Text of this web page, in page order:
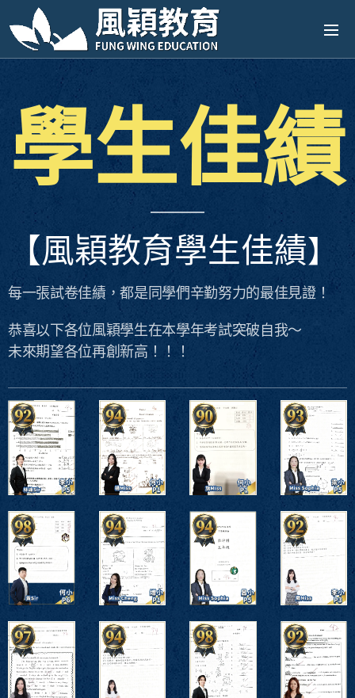
學生佳績
【風穎教育學生佳績】
每一張試卷佳績，都是同學們辛勤努力的最佳見證！
恭喜以下各位風穎學生在本學年考試突破自我～
未來期望各位再創新高！！！